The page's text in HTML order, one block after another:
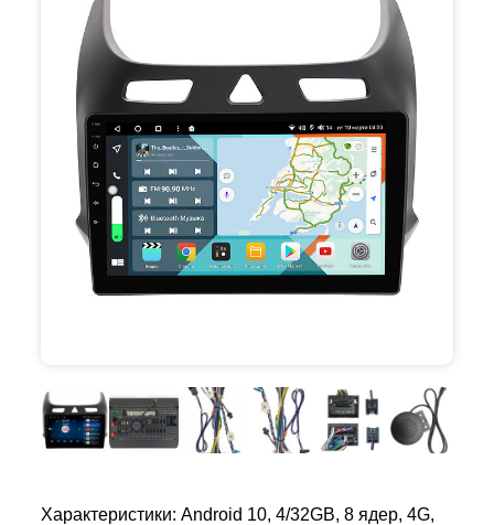
Характеристики: Android 10, 4/32GB, 8 ядер, 4G,